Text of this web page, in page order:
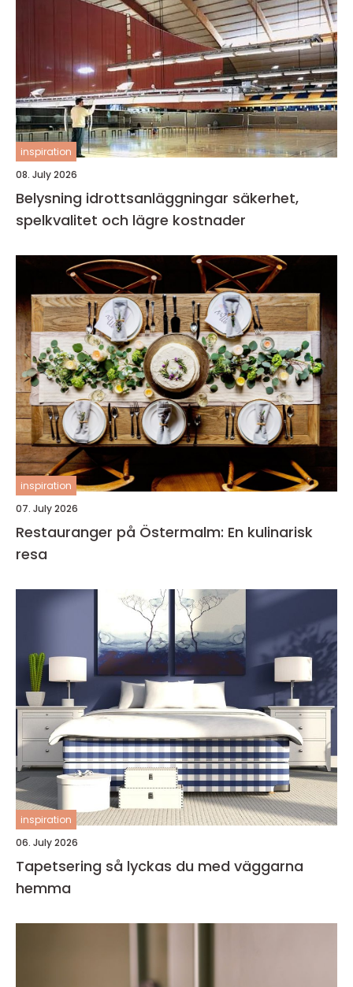
inspiration
08. July 2026
Belysning idrottsanläggningar säkerhet,
spelkvalitet och lägre kostnader
inspiration
07. July 2026
Restauranger på Östermalm: En kulinarisk
resa
inspiration
06. July 2026
Tapetsering så lyckas du med väggarna
hemma